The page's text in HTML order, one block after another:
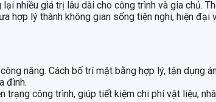
nhiều giá trị lâu dài cho công trình và gia chủ.
hợp lý thành không gian sống tiện nghi, hiện đại
năng. Cách bố trí mặt bằng hợp lý, tận dụng
đình.
công trình, giúp tiết kiệm chi phí vật liệu,